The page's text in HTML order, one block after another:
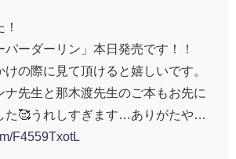
パーダーリン」本日発売です！！
の際に見て頂けると嬉しいです。
ナ先生と那木渡先生のご本もお先に
た🥰うれしすぎます…ありがたや…
F4559TxotL